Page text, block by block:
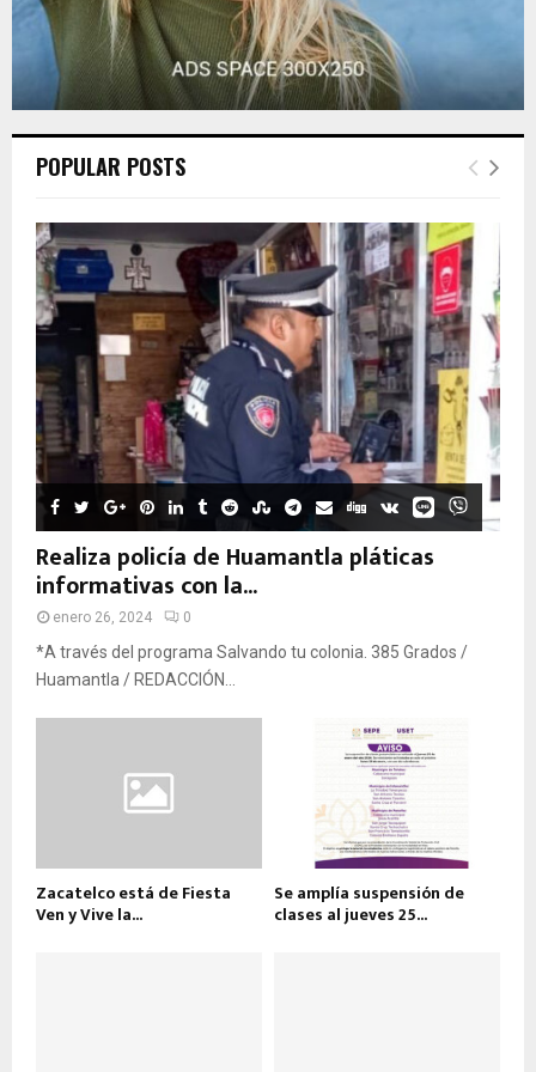
POPULAR POSTS
Realiza policía de Huamantla pláticas
informativas con la...
enero 26, 2024 0
*A través del programa Salvando tu colonia. 385 Grados /
Huamantla / REDACCIÓN...
Zacatelco está de Fiesta
Ven y Vive la...
Se amplía suspensión de
clases al jueves 25...